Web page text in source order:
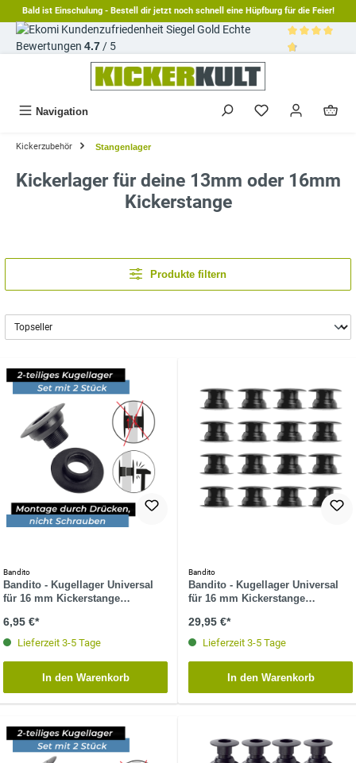
springen
Bald ist Einschulung - Bestell dir jetzt noch schnell eine Hüpfburg für die Feier!
Echte
Bewertungen 4.7/ 5
Navigation
Kickerzubehör Stangenlager
Kickerlager für deine 13mm oder 16mm
Kickerstange
Produkte filtern
Bandito
Bandito - Kugellager Universal
für 16 mm Kickerstange
Stangenset (2 St.)
6,95 €*
Lieferzeit 3-5 Tage
In den Warenkorb
Bandito
Bandito - Kugellager Universal
für 16 mm Kickerstange
(16 St.)
29,95 €*
Lieferzeit 3-5 Tage
In den Warenkorb